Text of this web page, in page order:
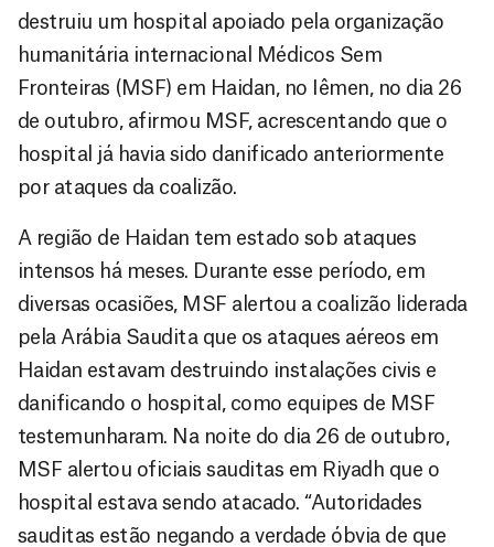
destruiu um hospital apoiado pela organização
humanitária internacional Médicos Sem
Fronteiras (MSF) em Haidan, no Iêmen, no dia 26
de outubro, afirmou MSF, acrescentando que o
hospital já havia sido danificado anteriormente
por ataques da coalizão.
A região de Haidan tem estado sob ataques
intensos há meses. Durante esse período, em
diversas ocasiões, MSF alertou a coalizão liderada
pela Arábia Saudita que os ataques aéreos em
Haidan estavam destruindo instalações civis e
danificando o hospital, como equipes de MSF
testemunharam. Na noite do dia 26 de outubro,
MSF alertou oficiais sauditas em Riyadh que o
hospital estava sendo atacado. “Autoridades
sauditas estão negando a verdade óbvia de que